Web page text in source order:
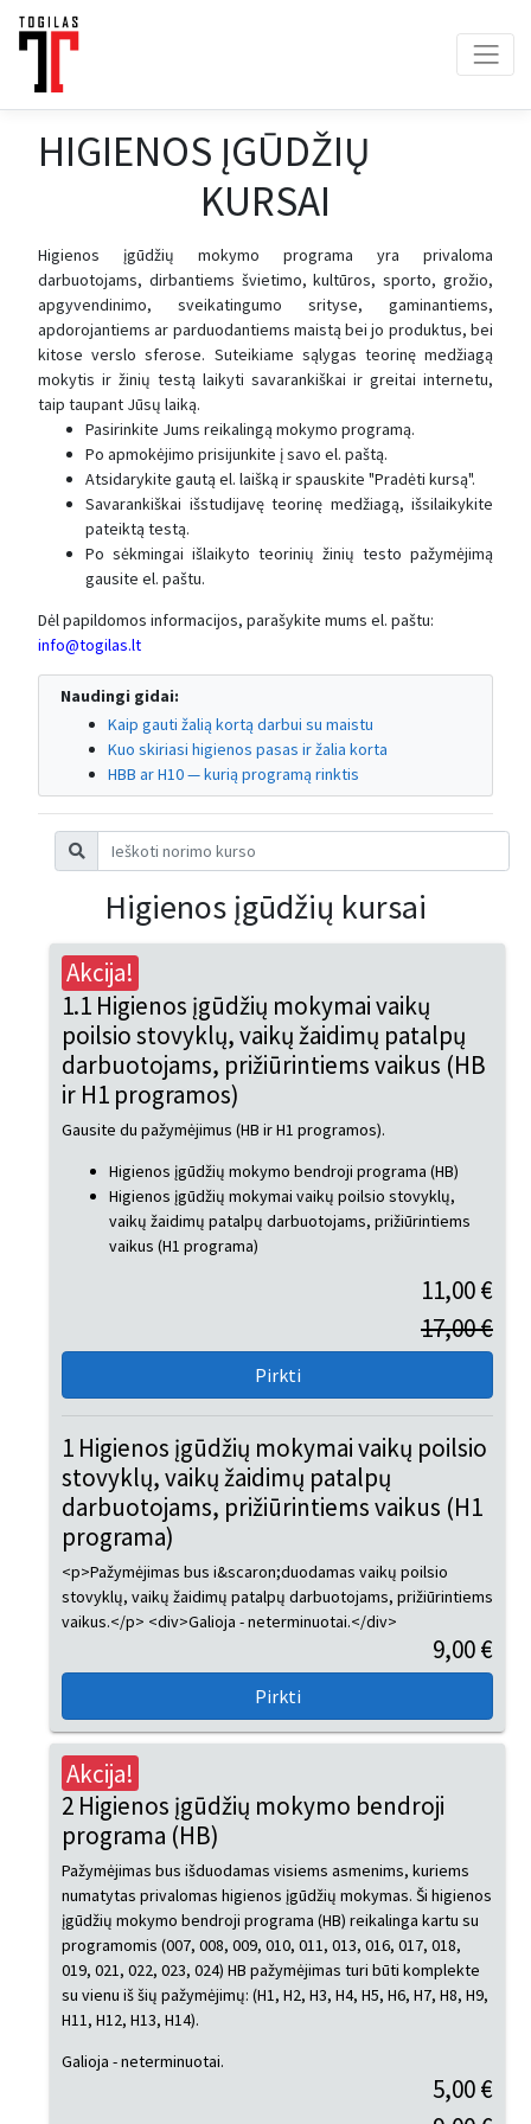
HIGIENOS ĮGŪDŽIŲ
KURSAI
Higienos įgūdžių mokymo programa yra privaloma
darbuotojams, dirbantiems švietimo, kultūros, sporto, grožio,
apgyvendinimo, sveikatingumo srityse, gaminantiems,
apdorojantiems ar parduodantiems maistą bei jo produktus, bei
kitose verslo sferose. Suteikiame sąlygas teorinę medžiagą
mokytis ir žinių testą laikyti savarankiškai ir greitai internetu,
taip taupant Jūsų laiką.
Pasirinkite Jums reikalingą mokymo programą.
Po apmokėjimo prisijunkite į savo el. paštą.
Atsidarykite gautą el. laišką ir spauskite "Pradėti kursą".
Savarankiškai išstudijavę teorinę medžiagą, išsilaikykite
pateiktą testą.
Po sėkmingai išlaikyto teorinių žinių testo pažymėjimą
gausite el. paštu.
Dėl papildomos informacijos, parašykite mums el. paštu:
info@togilas.lt
Naudingi gidai:
Kaip gauti žalią kortą darbui su maistu
Kuo skiriasi higienos pasas ir žalia korta
HBB ar H10 — kurią programą rinktis
Higienos įgūdžių kursai
1 Higienos įgūdžių mokymai vaikų poilsio
stovyklų, vaikų žaidimų patalpų
darbuotojams, prižiūrintiems vaikus (H1
programa)
<p>Pažymėjimas bus i&scaron;duodamas vaikų poilsio
stovyklų, vaikų žaidimų patalpų darbuotojams, prižiūrintiems
vaikus.</p> <div>Galioja - neterminuotai.</div>
9,00 €
Akcija!
1.1 Higienos įgūdžių mokymai vaikų
poilsio stovyklų, vaikų žaidimų patalpų
darbuotojams, prižiūrintiems vaikus (HB
ir H1 programos)
Gausite du pažymėjimus (HB ir H1 programos).
Higienos įgūdžių mokymo bendroji programa (HB)
Higienos įgūdžių mokymai vaikų poilsio stovyklų,
vaikų žaidimų patalpų darbuotojams, prižiūrintiems
vaikus (H1 programa)
11,00 €
17,00 €
Akcija!
2 Higienos įgūdžių mokymo bendroji
programa (HB)
Pažymėjimas bus išduodamas visiems asmenims, kuriems
numatytas privalomas higienos įgūdžių mokymas. Ši higienos
įgūdžių mokymo bendroji programa (HB) reikalinga kartu su
programomis (007, 008, 009, 010, 011, 013, 016, 017, 018,
019, 021, 022, 023, 024) HB pažymėjimas turi būti komplekte
su vienu iš šių pažymėjimų: (H1, H2, H3, H4, H5, H6, H7, H8, H9,
H11, H12, H13, H14).
Galioja - neterminuotai.
5,00 €